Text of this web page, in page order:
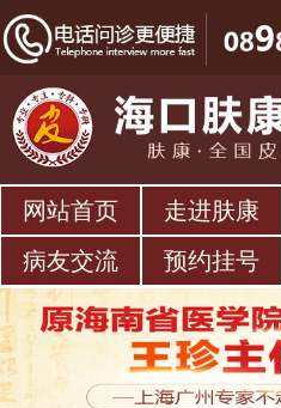
网站首页 走进肤康
病友交流
预约挂号